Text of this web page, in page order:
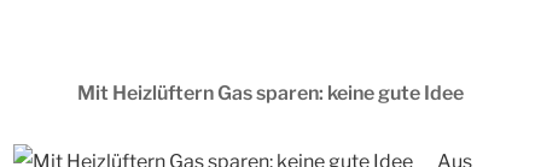
Mit Heizlüftern Gas sparen: keine gute Idee
Aus